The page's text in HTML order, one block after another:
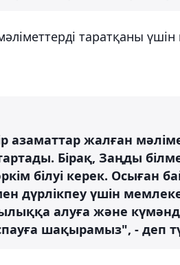
таратқаны
азаматтар жалған
Бірақ, Заңды
білуі керек. Осыған
дүрлікпеу үшін
алуға және
шақырамыз", - деп